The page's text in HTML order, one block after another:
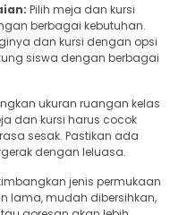
Pilih meja dan kursi
berbagai kebutuhan.
dan kursi dengan opsi
siswa dengan berbagai
ukuran ruangan kelas
dan kursi harus cocok
sesak. Pastikan ada
dengan leluasa.
jenis permukaan
lama, mudah dibersihkan,